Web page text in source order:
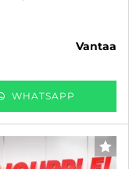
vantaa
WHATSAPP